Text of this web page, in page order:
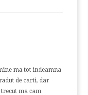
ma tot indeamna
de carti, dar
ma cam